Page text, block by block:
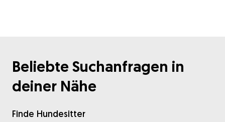
Beliebte Suchanfragen in
deiner Nähe
Finde Hundesitter